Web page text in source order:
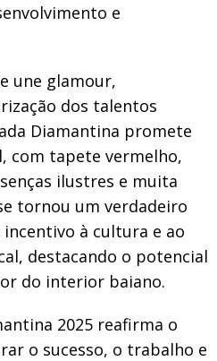
e
une glamour,
dos talentos
Diamantina promete
com tapete vermelho,
ilustres e muita
tornou um verdadeiro
à cultura e ao
destacando o potencial
do interior baiano.
2025 reafirma o
o sucesso, o trabalho e